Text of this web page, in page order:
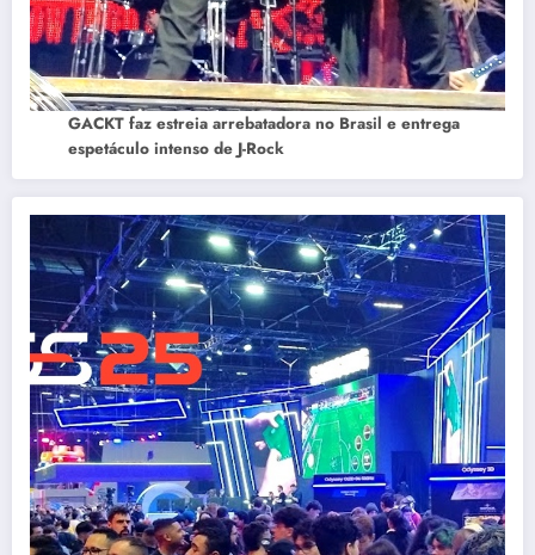
GACKT faz estreia arrebatadora no Brasil e entrega
espetáculo intenso de J-Rock